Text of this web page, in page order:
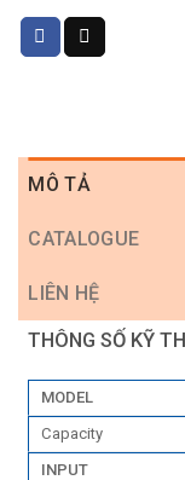
MÔ TẢ
CATALOGUE
LIÊN HỆ
THÔNG SỐ KỸ
MODEL
Capacity
INPUT